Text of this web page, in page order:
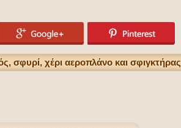
σφυρί, χέρι αεροπλάνο και σφιγκτήρας